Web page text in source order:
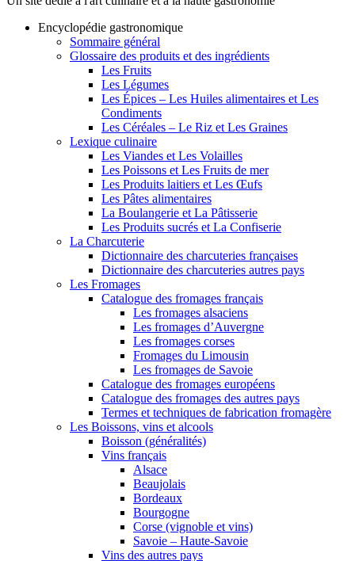
Encyclopédie gastronomique
Sommaire général
Glossaire des produits et des ingrédients
Les Fruits
Les Légumes
Les Épices – Les Huiles alimentaires et Les
Condiments
Les Céréales – Le Riz et Les Graines
Lexique culinaire
Les Viandes et Les Volailles
Les Poissons et Les Fruits de mer
Les Produits laitiers et Les Œufs
Les Pâtes alimentaires
La Boulangerie et La Pâtisserie
Les Produits sucrés et La Confiserie
La Charcuterie
Dictionnaire des charcuteries françaises
Dictionnaire des charcuteries autres pays
Les Fromages
Catalogue des fromages français
Les fromages alsaciens
Les fromages d’Auvergne
Les fromages corses
Fromages du Limousin
Les fromages de Savoie
Catalogue des fromages européens
Catalogue des fromages des autres pays
Termes et techniques de fabrication fromagère
Les Boissons, vins et alcools
Boisson (généralités)
Vins français
Alsace
Beaujolais
Bordeaux
Bourgogne
Corse (vignoble et vins)
Savoie – Haute-Savoie
Vins des autres pays